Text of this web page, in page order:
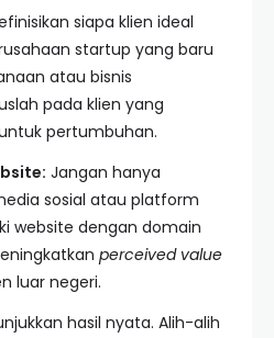
siapa klien ideal
startup yang baru
atau bisnis
pada klien yang
pertumbuhan.
Jangan hanya
sosial atau platform
website dengan domain
perceived value
luar negeri.
hasil nyata. Alih-alih